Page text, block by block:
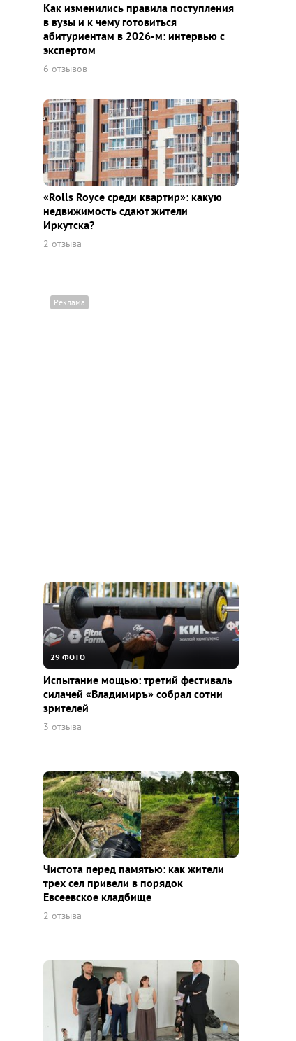
Как изменились правила поступления
в вузы и к чему готовиться
абитуриентам в 2026-м: интервью с
экспертом
6 отзывов
«Rolls Royce среди квaртир»: какую
недвижимость сдают жители
Иркутска?
2 отзыва
29 ФОТО
Испытание мощью: третий фестиваль
силачей «Владимиръ» собрал сотни
зрителей
3 отзыва
Чистота перед памятью: как жители
трех сел привели в порядок
Евсеевское кладбище
2 отзыва